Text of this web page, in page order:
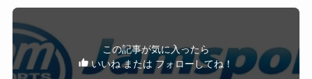
この記事が気に入ったら
いいね または フォローしてね！